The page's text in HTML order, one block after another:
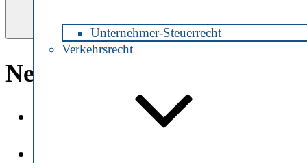
Unternehmer-Steuerrecht
Verkehrsrecht
Neueste Beiträge
Patientenverfügung zu Zeiten von